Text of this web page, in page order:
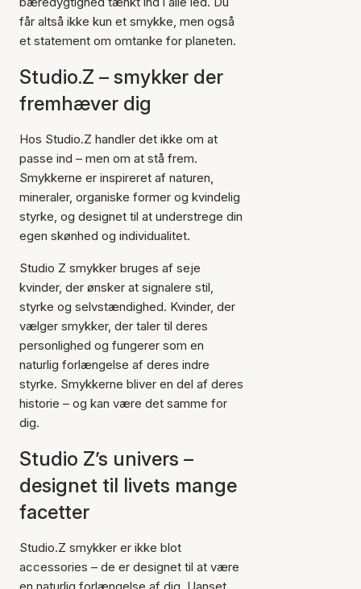
får altså ikke kun et smykke, men også
et statement om omtanke for planeten.
Studio.Z – smykker der
fremhæver dig
Hos Studio.Z handler det ikke om at
passe ind – men om at stå frem.
Smykkerne er inspireret af naturen,
mineraler, organiske former og kvindelig
styrke, og designet til at understrege din
egen skønhed og individualitet.
Studio Z smykker bruges af seje
kvinder, der ønsker at signalere stil,
styrke og selvstændighed. Kvinder, der
vælger smykker, der taler til deres
personlighed og fungerer som en
naturlig forlængelse af deres indre
styrke. Smykkerne bliver en del af deres
historie – og kan være det samme for
dig.
Studio Z’s univers –
designet til livets mange
facetter
Studio.Z smykker er ikke blot
accessories – de er designet til at være